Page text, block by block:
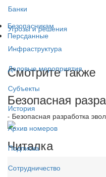
Банки
Угрозы и решения
Инфраструктура
Деловые мероприятия
Субъекты
История
Архив номеров
Подписка
Сотрудничество
Безопасникам
Персданные
Смотрите также
Безопасная
- Безопасная разработка
Читалка